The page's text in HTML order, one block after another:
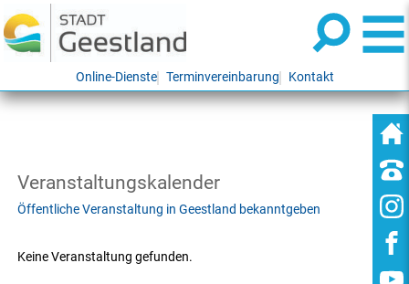
Online-Dienste Terminvereinbarung Kontakt
Veranstaltungskalender
Öffentliche Veranstaltung in Geestland bekanntgeben
Keine Veranstaltung gefunden.